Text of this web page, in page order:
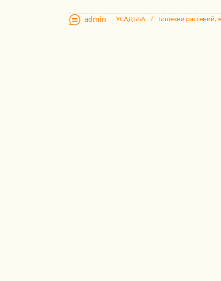
admin УСАДЬБА Болезни растений,